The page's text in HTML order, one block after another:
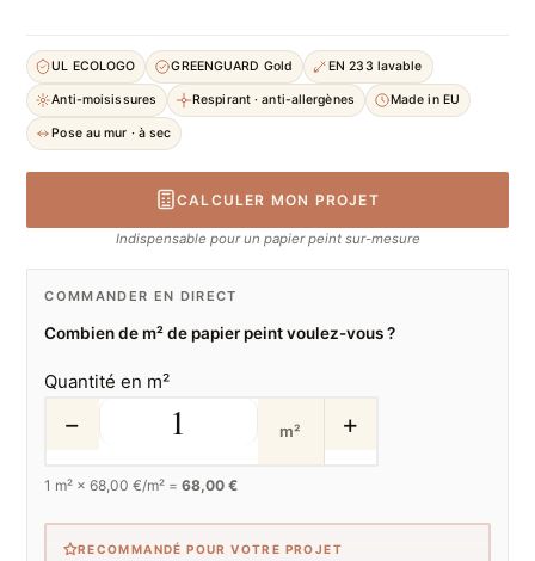
UL ECOLOGO GREENGUARD Gold EN 233 lavable
Anti-moisissures Respirant · anti-allergènes Made in EU
Pose au mur · à sec
CALCULER MON PROJET
Indispensable pour un papier peint sur-mesure
COMMANDER EN DIRECT
Combien de m² de papier peint voulez-vous ?
Quantité en m²
− m² +
1 m² ×68,00 €/m² =68,00 €
RECOMMANDÉ POUR VOTRE PROJET